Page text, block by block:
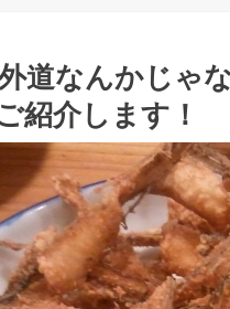
道なんかじゃ
紹介します！